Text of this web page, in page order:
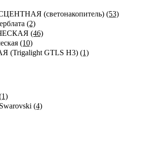
(светонакопитель) (53)
(2)
(46)
(10)
(Trigalight GTLS H3) (1)
(4)